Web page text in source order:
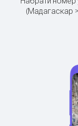
(Мадагаскар >